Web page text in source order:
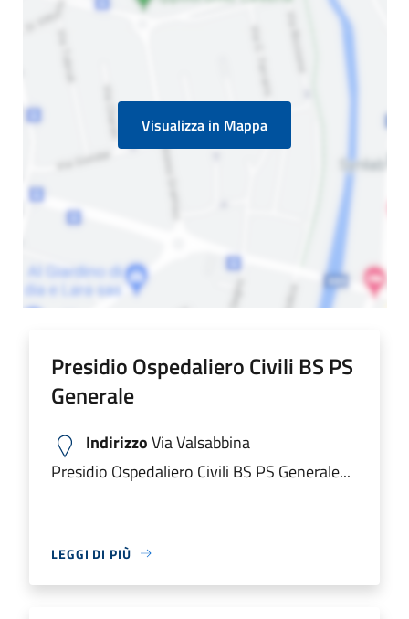
Visualizza in Mappa
Presidio Ospedaliero Civili BS PS
Generale
IndirizzoVia Valsabbina
Presidio Ospedaliero Civili BS PS Generale...
LEGGI DI PIÙ